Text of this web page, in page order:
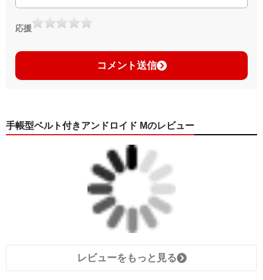
応援
コメント送信
手帳型ベルト付きアンドロイド Mのレビュー
レビューをもっと見る